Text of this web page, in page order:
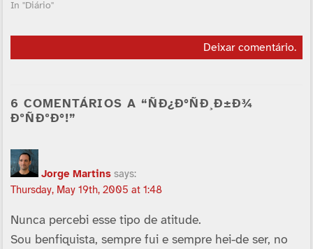
In "Diário"
Deixar comentário.
6 COMENTÁRIOS A “ÑÐ¿Ð°ÑÐ¸Ð±Ð¾
ÐºÑÐºÐ°!”
Jorge Martins says:
Thursday, May 19th, 2005 at 1:48
Nunca percebi esse tipo de atitude.
Sou benfiquista, sempre fui e sempre hei-de ser, no